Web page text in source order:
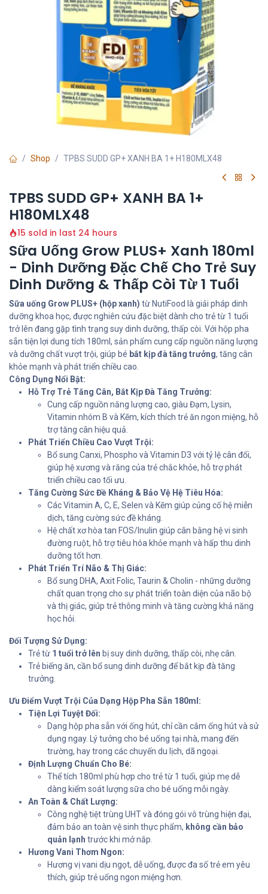
Shop TPBS SUDD GP+ XANH BA 1+ H180MLX48
TPBS SUDD GP+ XANH BA 1+
H180MLX48
15 sold in last 24 hours
Sữa Uống Grow PLUS+ Xanh 180ml
- Dinh Dưỡng Đặc Chế Cho Trẻ Suy
Dinh Dưỡng & Thấp Còi Từ 1 Tuổi
Sữa uống Grow PLUS+ (hộp xanh) từ NutiFood là giải pháp dinh
dưỡng khoa học, được nghiên cứu đặc biệt dành cho trẻ từ 1 tuổi
trở lên đang gặp tình trạng suy dinh dưỡng, thấp còi. Với hộp pha
sẵn tiện lợi dung tích 180ml, sản phẩm cung cấp nguồn năng lượng
và dưỡng chất vượt trội, giúp bé bắt kịp đà tăng trưởng, tăng cân
khỏe mạnh và phát triển chiều cao.
Công Dụng Nổi Bật:
Hỗ Trợ Trẻ Tăng Cân, Bắt Kịp Đà Tăng Trưởng:
Cung cấp nguồn năng lượng cao, giàu Đạm, Lysin,
Vitamin nhóm B và Kẽm, kích thích trẻ ăn ngon miệng, hỗ
trợ tăng cân hiệu quả.
Phát Triển Chiều Cao Vượt Trội:
Bổ sung Canxi, Phospho và Vitamin D3 với tỷ lệ cân đối,
giúp hệ xương và răng của trẻ chắc khỏe, hỗ trợ phát
triển chiều cao tối ưu.
Tăng Cường Sức Đề Kháng & Bảo Vệ Hệ Tiêu Hóa:
Các Vitamin A, C, E, Selen và Kẽm giúp củng cố hệ miễn
dịch, tăng cường sức đề kháng.
Hệ chất xơ hòa tan FOS/Inulin giúp cân bằng hệ vi sinh
đường ruột, hỗ trợ tiêu hóa khỏe mạnh và hấp thu dinh
dưỡng tốt hơn.
Phát Triển Trí Não & Thị Giác:
Bổ sung DHA, Axit Folic, Taurin & Cholin - những dưỡng
chất quan trọng cho sự phát triển toàn diện của não bộ
và thị giác, giúp trẻ thông minh và tăng cường khả năng
học hỏi.
Đối Tượng Sử Dụng:
Trẻ từ 1 tuổi trở lên bị suy dinh dưỡng, thấp còi, nhẹ cân.
Trẻ biếng ăn, cần bổ sung dinh dưỡng để bắt kịp đà tăng
trưởng.
Ưu Điểm Vượt Trội Của Dạng Hộp Pha Sẵn 180ml:
Tiện Lợi Tuyệt Đối:
Dạng hộp pha sẵn với ống hút, chỉ cần cắm ống hút và sử
dụng ngay. Lý tưởng cho bé uống tại nhà, mang đến
trường, hay trong các chuyến du lịch, dã ngoại.
Định Lượng Chuẩn Cho Bé:
Thể tích 180ml phù hợp cho trẻ từ 1 tuổi, giúp mẹ dễ
dàng kiểm soát lượng sữa cho bé uống mỗi ngày.
An Toàn & Chất Lượng:
Công nghệ tiệt trùng UHT và đóng gói vô trùng hiện đại,
đảm bảo an toàn vệ sinh thực phẩm, không cần bảo
quản lạnh trước khi mở nắp.
Hương Vani Thơm Ngon:
Hương vị vani dịu ngọt, dễ uống, được đa số trẻ em yêu
thích, giúp trẻ uống ngon miệng hơn.